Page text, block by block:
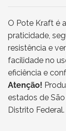
O Pote Kraft é
praticidade,
resistência e
facilidade no
eficiência e
Atenção!
estados de São
Distrito Federal.